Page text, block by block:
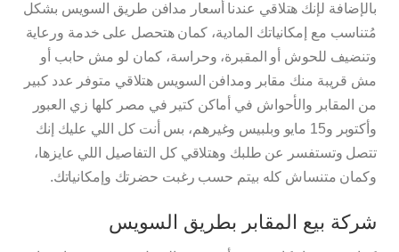
بالإضافة لإنك هتلاقي عندنا أسعار مدافن طريق السويس بشكل
مُتناسب مع إمكانياتك المادية، كمان هتحصل على خدمة ورعاية
وتنضيف للحوش أو المقبرة، وحراسة، كمان لو مش حابب أو
مش قريبة منك مقابر ومدافن السويس هتلاقي متوفر عدد كبير
من المقابر والأحواش في أماكن كتير في مصر كلها زي العبور
وأكتوبر و15 مايو وبلبيس وغيرهم، بس أنت كل اللي عليك إنك
تتصل وتستفسر عن طلبك وهتلاقي كل التفاصيل اللي عايزها،
وكمان متنساش كله بيتم حسب رغبت حضرتك وإمكانياتك.
شركة بيع المقابر بطريق السويس